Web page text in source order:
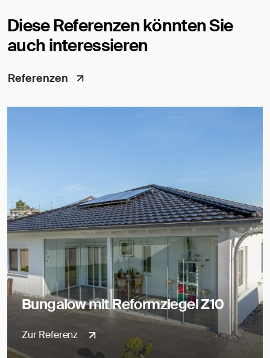
Diese Referenzen könnten Sie
auch interessieren
Referenzen
Bungalow mit Reformziegel Z10
Zur Referenz